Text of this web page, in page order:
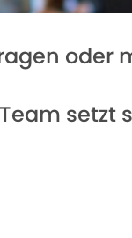
oder
setzt